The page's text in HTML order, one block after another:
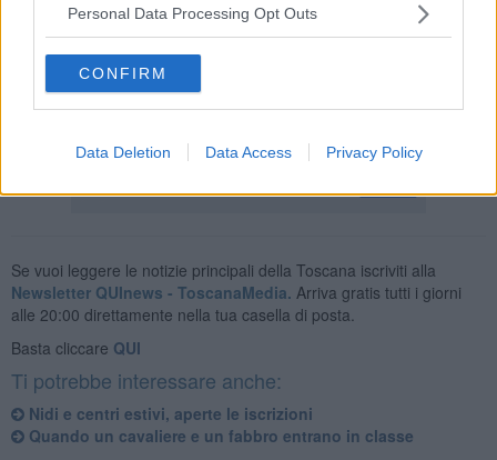
Personal Data Processing Opt Outs
CONFIRM
Data Deletion Data Access Privacy Policy
cambio, oltre alla Costituzione Italiana, dei materiali sull'Europa che
la sindaca aveva portato proprio per le scuole dal suo recente
viaggio istituzionale al Parlamento Europeo.
Se vuoi leggere le notizie principali della Toscana iscriviti alla
Newsletter QUInews - ToscanaMedia. Arriva gratis tutti i giorni
alle 20:00 direttamente nella tua casella di posta.
Basta cliccare QUI
Ti potrebbe interessare anche:
Nidi e centri estivi, aperte le iscrizioni
Quando un cavaliere e un fabbro entrano in classe